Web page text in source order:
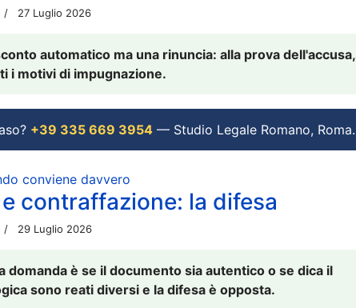
27 Luglio 2026
automatico ma una rinuncia: alla prova dell'accusa,
i motivi di impugnazione.
+39 335 669 3954 — Studio Legale Romano, Roma.
conviene davvero
contraffazione: la difesa
29 Luglio 2026
domanda è se il documento sia autentico o se dica il
sono reati diversi e la difesa è opposta.